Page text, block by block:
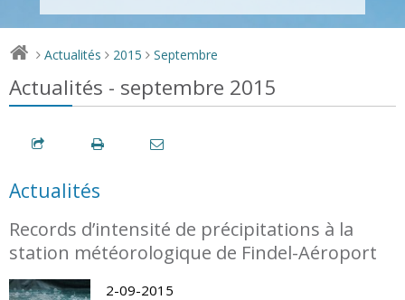
> Actualités > 2015 > Septembre
Actualités - septembre 2015
Actualités
Records d’intensité de précipitations à la
station météorologique de Findel-Aéroport
2-09-2015